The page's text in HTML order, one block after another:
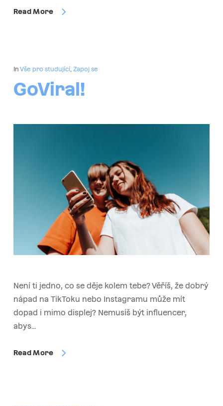
Read More
In Vše pro studující, Zapoj se
GoViral!
Není ti jedno, co se děje kolem tebe? Věříš, že dobrý
nápad na TikToku nebo Instagramu může mít
dopad i mimo displej? Nemusíš být influencer,
abys…
Read More